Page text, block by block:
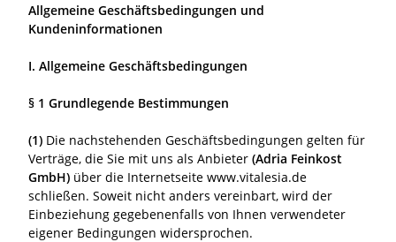
Allgemeine Geschäftsbedingungen und
Kundeninformationen
I. Allgemeine Geschäftsbedingungen
§ 1 Grundlegende Bestimmungen
(1) Die nachstehenden Geschäftsbedingungen gelten für
Verträge, die Sie mit uns als Anbieter (Adria Feinkost
GmbH) über die Internetseite www.vitalesia.de
schließen. Soweit nicht anders vereinbart, wird der
Einbeziehung gegebenenfalls von Ihnen verwendeter
eigener Bedingungen widersprochen.